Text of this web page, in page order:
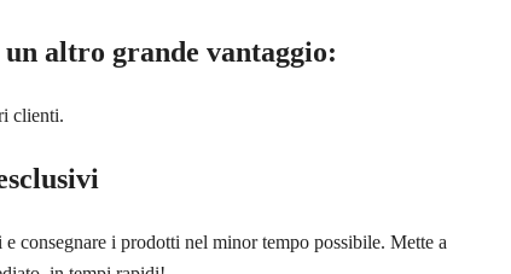
altro grande vantaggio:
clienti.
consegnare i prodotti nel minor tempo possibile. Mette a